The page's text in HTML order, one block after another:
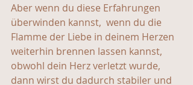
Aber wenn du diese Erfahrungen
überwinden kannst,  wenn du die
Flamme der Liebe in deinem Herzen
weiterhin brennen lassen kannst,
obwohl dein Herz verletzt wurde,
dann wirst du dadurch stabiler und